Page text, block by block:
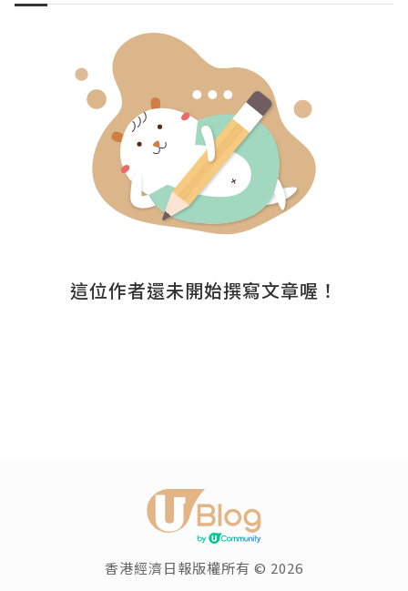
這位作者還未開始撰寫文章喔！
香港經濟日報版權所有 © 2026